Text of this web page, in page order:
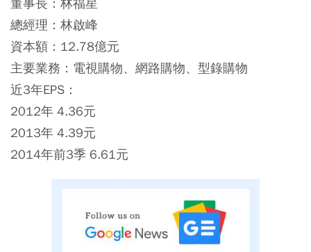
總經理：林啟峰
資本額：12.78億元
主要業務：電視購物、網路購物、型錄購物
近3年EPS：
2012年 4.36元
2013年 4.39元
2014年前3季 6.61元